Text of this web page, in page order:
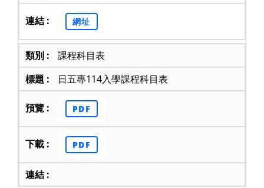
網址
課程科目表
日五專114入學課程科目表
PDF
PDF